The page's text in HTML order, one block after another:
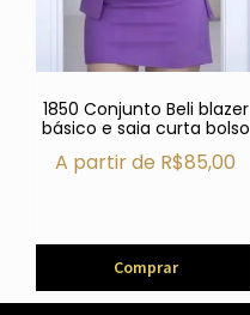
1850 Conjunto Beli blazer
básico e saia curta bolso
A partir de R$85,00
Comprar